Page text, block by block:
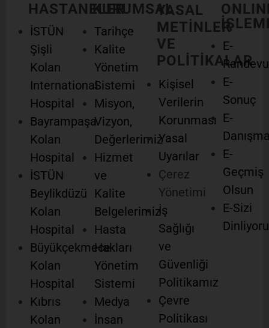
HASTANELER
İSTÜN
Şişli
Kolan
International
Hospital
Bayrampaşa
Kolan
Hospital
İSTÜN
Beylikdüzü
Kolan
Hospital
Büyükçekmece
Kolan
Hospital
Kıbrıs
Kolan
KURUMSAL
Tarihçe
Kalite
Yönetim
Sistemi
Misyon,
Vizyon,
Değerlerimiz
Hizmet
ve
Kalite
Belgelerimiz
Hasta
Hakları
Yönetim
Sistemi
Medya
İnsan
YASAL
METİNLER
VE
POLİTİKALAR
Kişisel
Verilerin
Korunması
Yasal
Uyarılar
Çerez
Yönetimi
İş
Sağlığı
ve
Güvenliği
Politikamız
Çevre
Politikası
E-
Randevu
E-
Sonuç
E-
E-
Geçmiş
Olsun
E-Sizi